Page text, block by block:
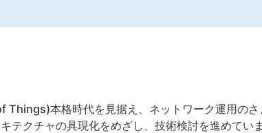
本格時代を見据え、ネットワーク運用のさ
テクチャの具現化をめざし、技術検討を進めていま